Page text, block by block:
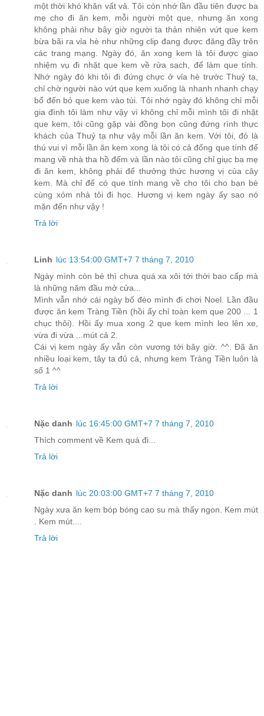
một thời khó khăn vất vả. Tôi còn nhớ lần đầu tiên được ba
mẹ cho đi ăn kem, mỗi người một que, nhưng ăn xong
không phải như bây giờ người ta thản nhiên vứt que kem
bừa bãi ra vỉa hè như những clip đang được đăng đầy trên
các trang mạng. Ngày đó, ăn xong kem là tôi được giao
nhiệm vụ đi nhặt que kem về rửa sạch, để làm que tính.
Nhớ ngày đó khi tôi đi đứng chực ở vỉa hè trước Thuỷ tạ,
chỉ chờ người nào vứt que kem xuống là nhanh nhanh chạy
bổ đến bỏ que kem vào túi. Tôi nhớ ngày đó không chỉ mỗi
gia đình tôi làm như vậy vì không chỉ mỗi mình tôi đi nhặt
que kem, tôi cũng gặp vài đồng bọn cũng đứng rình thực
khách của Thuỷ tạ như vậy mỗi lần ăn kem. Với tôi, đó là
thú vui vì mỗi lần ăn kem xong là tôi có cả đống que tính để
mang về nhà tha hồ đếm và lần nào tôi cũng chỉ giục ba mẹ
đi ăn kem, không phải để thưởng thức hương vị của cây
kem. Mà chỉ để có que tính mang về cho tôi cho bạn bè
cùng xóm nhà tôi đi học. Hương vị kem ngày ấy sao nó
mặn đến như vậy !
Trả lời
Linh lúc 13:54:00 GMT+7 7 tháng 7, 2010
Ngày mình còn bé thì chưa quá xa xôi tới thời bao cấp mà
là những năm đầu mở cửa...
Mình vẫn nhớ cái ngày bố đèo mình đi chơi Noel. Lần đầu
được ăn kem Tràng Tiền (hồi ấy chỉ toàn kem que 200 ... 1
chục thôi). Hồi ấy mua xong 2 que kem mình leo lên xe,
vừa đi vừa ...mút cả 2.
Cái vị kem ngày ấy vẫn còn vương tới bây giờ. ^^. Đã ăn
nhiều loại kem, tây ta đủ cả, nhưng kem Tràng Tiền luôn là
số 1 ^^
Trả lời
Nặc danh lúc 16:45:00 GMT+7 7 tháng 7, 2010
Thích comment về Kem quá đi...
Trả lời
Nặc danh lúc 20:03:00 GMT+7 7 tháng 7, 2010
Ngày xưa ăn kem bóp bóng cao su mà thấy ngon. Kem mút
. Kem mút....
Trả lời